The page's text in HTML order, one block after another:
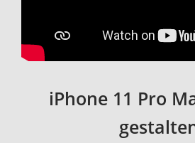
iPhone 11 Pro